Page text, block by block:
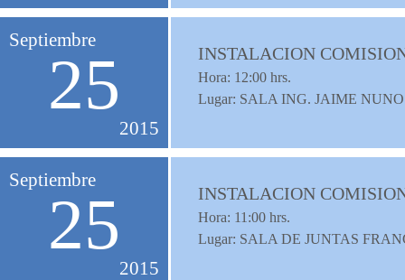
Septiembre
25
2015
INSTALACION
Hora: 12:00 hrs.
Lugar: SALA ING. JAIME NUNO
Septiembre
25
2015
INSTALACION
Hora: 11:00 hrs.
Lugar: SALA DE JUNTAS